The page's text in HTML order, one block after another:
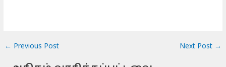
← Previous Post Next Post →